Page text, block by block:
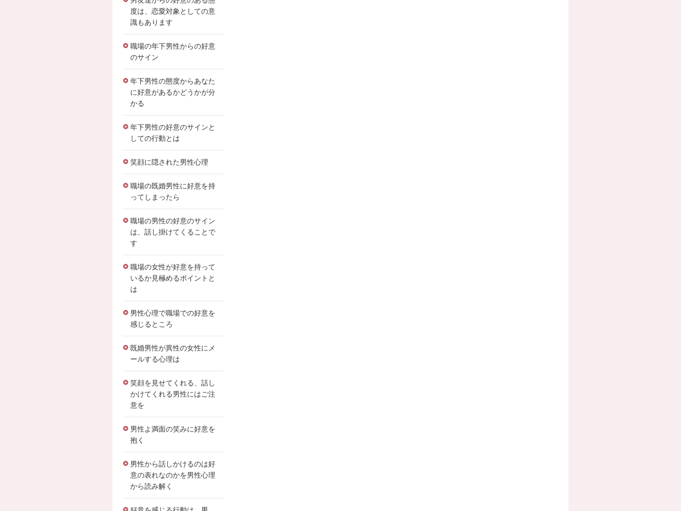
度は、恋愛対象としての意
識もあります
職場の年下男性からの好意
のサイン
年下男性の態度からあなた
に好意があるかどうかが分
かる
年下男性の好意のサインと
しての行動とは
笑顔に隠された男性心理
職場の既婚男性に好意を持
ってしまったら
職場の男性の好意のサイン
は、話し掛けてくることで
す
職場の女性が好意を持って
いるか見極めるポイントと
は
男性心理で職場での好意を
感じるところ
既婚男性が異性の女性にメ
ールする心理は
笑顔を見せてくれる、話し
かけてくれる男性にはご注
意を
男性よ満面の笑みに好意を
抱く
男性から話しかけるのは好
意の表れなのかを男性心理
から読み解く